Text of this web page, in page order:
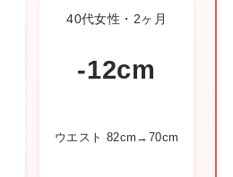
40代女性・2ヶ月
-12cm
ウエスト 82cm→70cm